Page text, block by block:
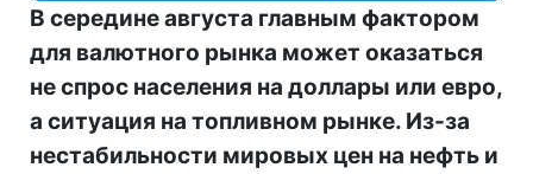
В середине августа главным фактором
для валютного рынка может оказаться
не спрос населения на доллары или евро,
а ситуация на топливном рынке. Из-за
нестабильности мировых цен на нефть и